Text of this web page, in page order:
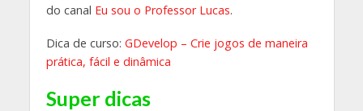
do canal Eu sou o Professor Lucas.
Dica de curso: GDevelop – Crie jogos de maneira
prática, fácil e dinâmica
Super dicas